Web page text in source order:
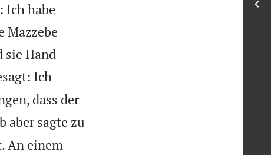
Ich habe
Mazzebe
sie Hand-
Ich
dass der
aber sagte zu
An einem